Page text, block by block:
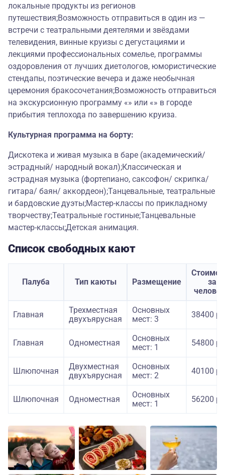
локальные продукты из регионов
путешествия;Возможность отправиться в один из —
встречи с театральными деятелями и звёздами
телевидения, винные круизы с дегустациями и
лекциями профессиональных сомелье, программы
оздоровления от лучших диетологов, юмористические
стендапы, поэтические вечера и даже необычная
церемония бракосочетания;Возможность отправиться
на экскурсионную программу «» или «» в городе
прибытия теплохода по завершению круиза.
Культурная программа на борту:
Дискотека и живая музыка в баре (академический/
эстрадный/ народный вокал);Классическая и
эстрадная музыка (фортепиано, саксофон/ скрипка/
гитара/ баян/ аккордеон);Танцевальные, театральные
и бардовские дуэты;Мастер-классы по прикладному
творчеству;Театральные гостиные;Танцевальные
мастер-классы;Детская анимация.
Список свободных кают
Палуба Тип каюты Размещение
за
Главная
Трехместная
двухъярусная
Основных
мест: 3
38400
Главная Одноместная
Основных
мест: 1
54800
Шлюпочная
Двухместная
двухъярусная
Основных
мест: 2
40100
Шлюпочная Одноместная
Основных
мест: 1
56200